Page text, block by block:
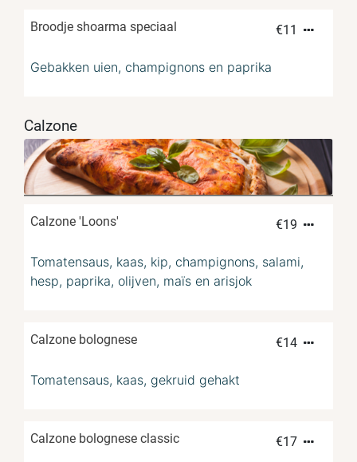
Broodje shoarma speciaal €11
Gebakken uien, champignons en paprika
Calzone
Calzone 'Loons' €19
Tomatensaus, kaas, kip, champignons, salami,
hesp, paprika, olijven, maïs en arisjok
Calzone bolognese €14
Tomatensaus, kaas, gekruid gehakt
Calzone bolognese classic €17